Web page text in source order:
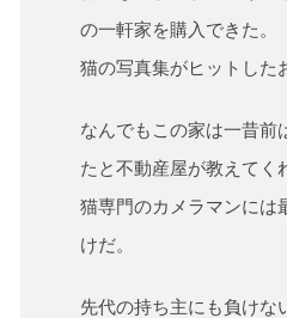
の一軒家を購入できた。
猫の写真集がヒットした
なんでもこの家は一昔前
たと不動産屋が教えてく
猫専門のカメラマンには
けだ。
先代の持ち主にも負けな